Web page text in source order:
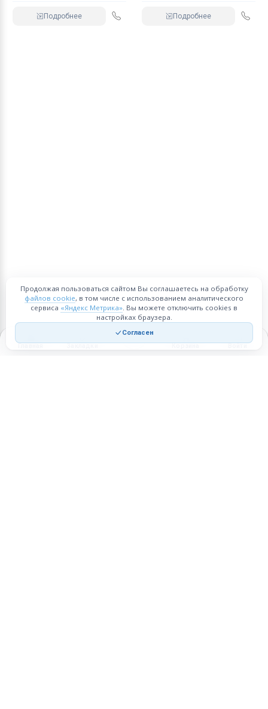
Подробнее Подробнее
Главная Закладки Корзина Войти
Продолжая пользоваться сайтом Вы соглашаетесь на обработку
файлов cookie, в том числе с использованием аналитического
сервиса «Яндекс Метрика». Вы можете отключить cookies в
настройках браузера.
Согласен